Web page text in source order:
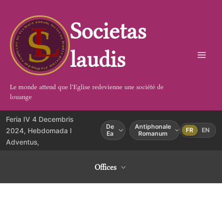
contenu
Societas
laudis
Le monde attend que l'Eglise redevienne une société de
louange
Feria IV 4 Decembris
2024, Hebdomada I
Adventus,
De
Ea
Antiphonale
Romanum
FR EN
Offices